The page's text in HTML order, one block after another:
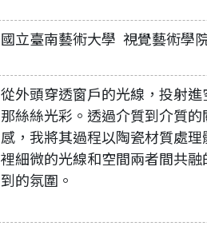
國立臺南藝術大學 視覺藝術學
從外頭穿透窗戶的光線，投射進
那絲絲光彩。透過介質到介質
感，我將其過程以陶瓷材質處
裡細微的光線和空間兩者間共
到的氛圍。